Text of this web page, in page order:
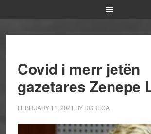
Covid i merr jetën
gazetares Zenepe
FEBRUARY 11, 2021 BY DGRECA